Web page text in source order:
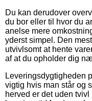
Du kan derudover
du bor eller til hvor du
anelse mere
yderst simpel. Den
utvivlsomt at hente
af at du opholder dig
Leveringsdygtigheden
vigtig hvis man står og
herved er det uden